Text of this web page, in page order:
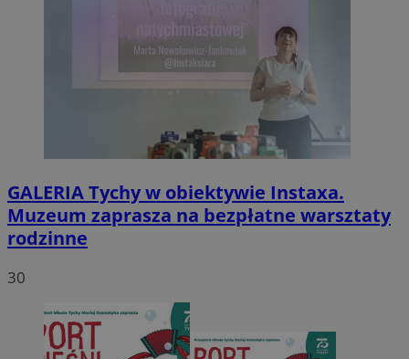
GALERIATychy w obiektywie Instaxa.
Muzeum zaprasza na bezpłatne warsztaty
rodzinne
30